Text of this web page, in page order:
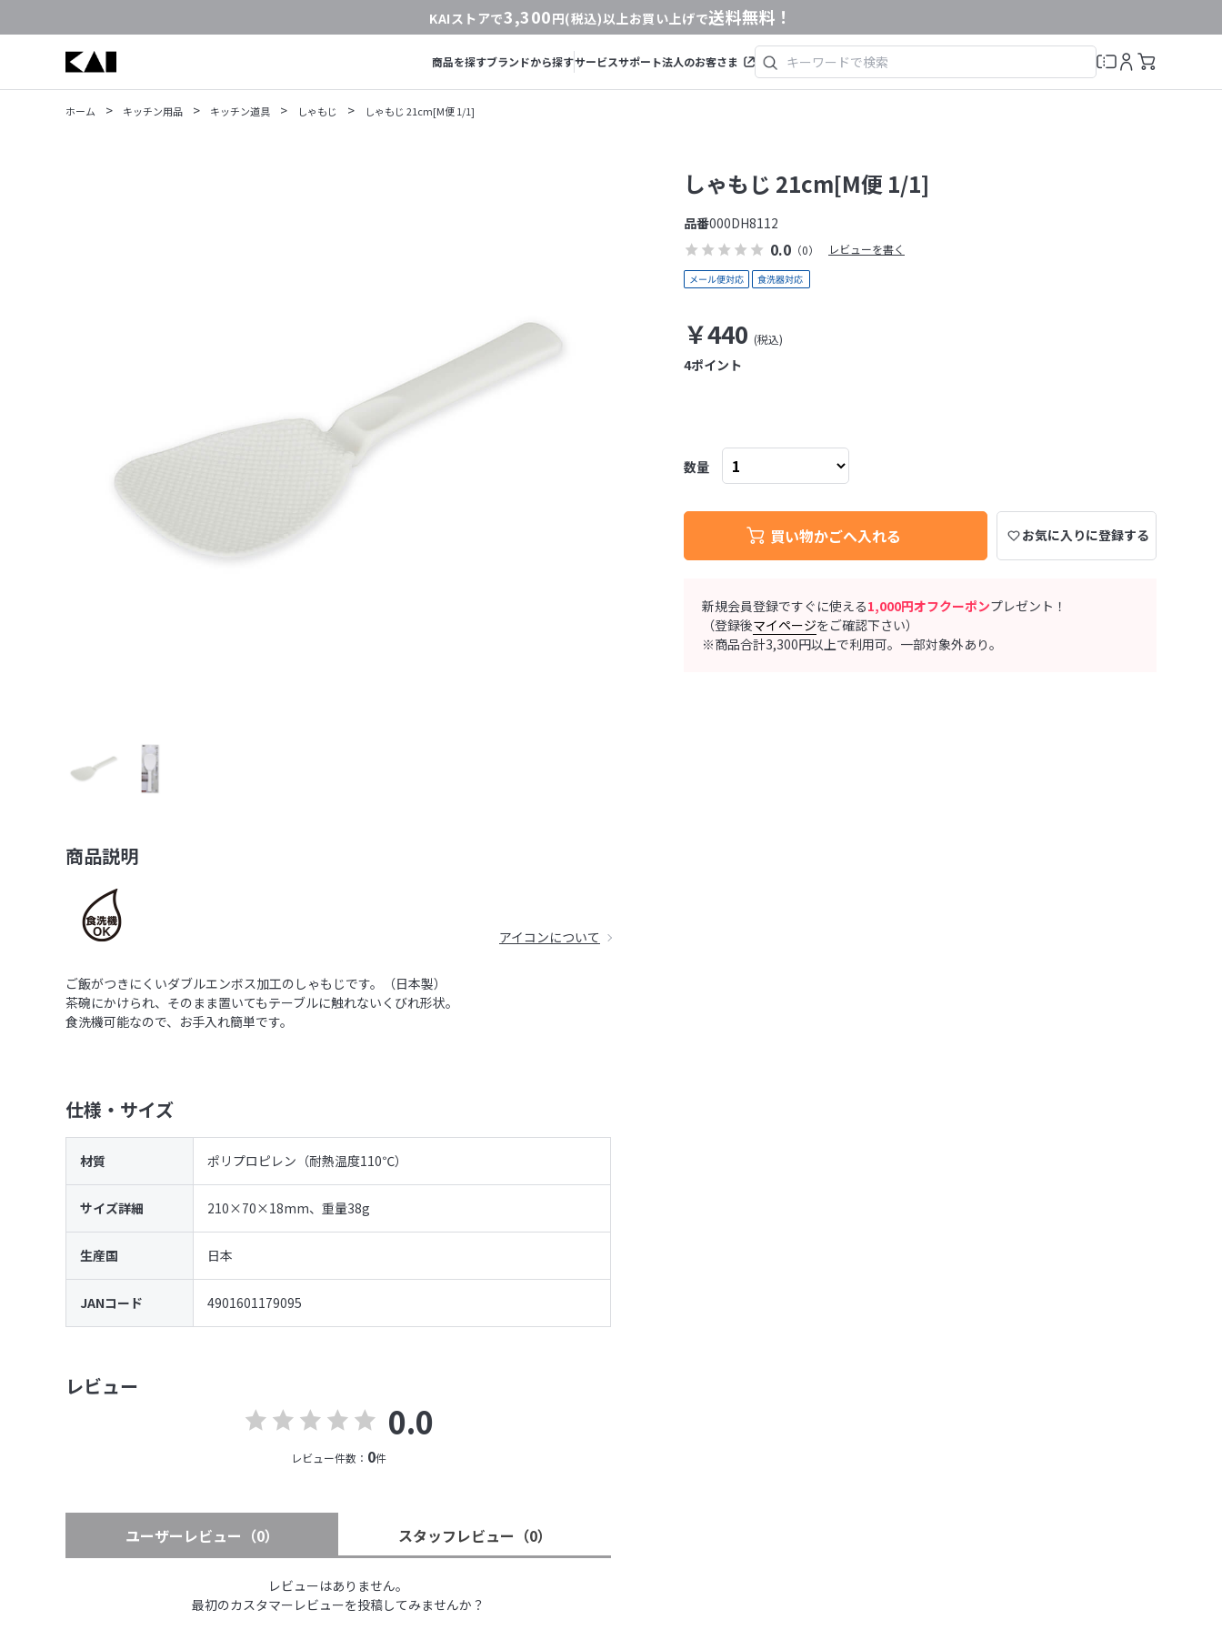
KAIストアで3,300円(税込)以上お買い上げで送料無料！
商品を探すブランドから探すサービスサポート法人のお客さま
ホーム > キッチン用品 > キッチン道具 > しゃもじ > しゃもじ 21cm[M便 1/1]
商品説明
アイコンについて
ご飯がつきにくいダブルエンボス加工のしゃもじです。（日本製）
茶碗にかけられ、そのまま置いてもテーブルに触れないくびれ形状。
食洗機可能なので、お手入れ簡単です。
仕様・サイズ
材質 ポリプロピレン（耐熱温度110℃）
サイズ詳細 210×70×18mm、重量38g
生産国 日本
JANコード 4901601179095
レビュー
0.0
レビュー件数： 0件
ユーザーレビュー （0） スタッフレビュー （0）
レビューはありません。
最初のカスタマーレビューを投稿してみませんか？
0.0 （0） レビューを書く
しゃもじ 21cm[M便 1/1]
￥440
品番000DH8112
ポイント
4
数量
買い物かごへ入れる お気に入りに登録する
新規会員登録ですぐに使える1,000円オフクーポンプレゼント！
（登録後マイページをご確認下さい）
※商品合計3,300円以上で利用可。一部対象外あり。